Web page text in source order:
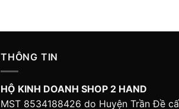
THÔNG TIN
HỘ KINH DOANH SHOP 2 HAND
MST 8534188426 do Huyện Trần Đề